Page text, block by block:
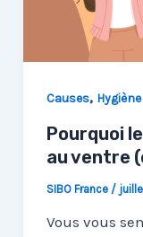
Causes,
Pourquoi
au ventre
SIBO France /
Vous vous